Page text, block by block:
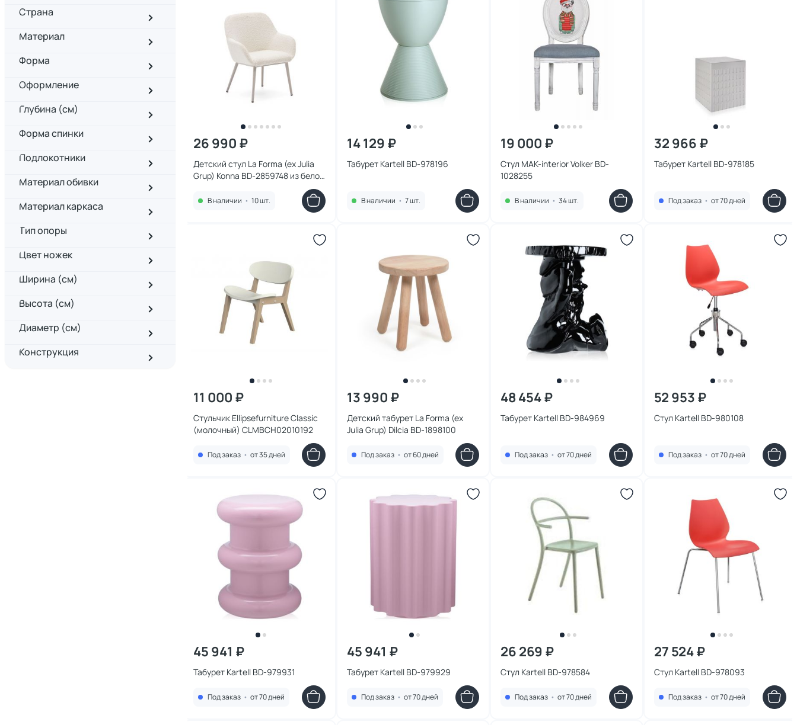
Страна
Материал
Форма
Оформление
Глубина (см)
Форма спинки
Подлокотники
Материал обивки
Материал каркаса
Тип опоры
Цвет ножек
Ширина (см)
Высота (см)
Диаметр (см)
Конструкция
26 990 ₽
Детский стул La Forma (ex Julia
Grup) Konna BD-2859748 из белой
стальными ножками
В наличии • 10 шт.
14 129 ₽
Табурет Kartell BD-978196
В наличии • 7 шт.
19 000 ₽
Стул MAK-interior Volker BD-
1028255
В наличии • 34 шт.
32 966 ₽
Табурет Kartell BD-978185
Под заказ • от 70 дней
11 000 ₽
Стульчик Ellipsefurniture Classic
(молочный) CLMBCH02010192
Под заказ • от 35 дней
13 990 ₽
Детский табурет La Forma (ex
Julia Grup) Dilcia BD-1898100
Под заказ • от 60 дней
48 454 ₽
Табурет Kartell BD-984969
Под заказ • от 70 дней
52 953 ₽
Стул Kartell BD-980108
Под заказ • от 70 дней
45 941 ₽
Табурет Kartell BD-979931
Под заказ • от 70 дней
45 941 ₽
Табурет Kartell BD-979929
Под заказ • от 70 дней
26 269 ₽
Стул Kartell BD-978584
Под заказ • от 70 дней
27 524 ₽
Стул Kartell BD-978093
Под заказ • от 70 дней